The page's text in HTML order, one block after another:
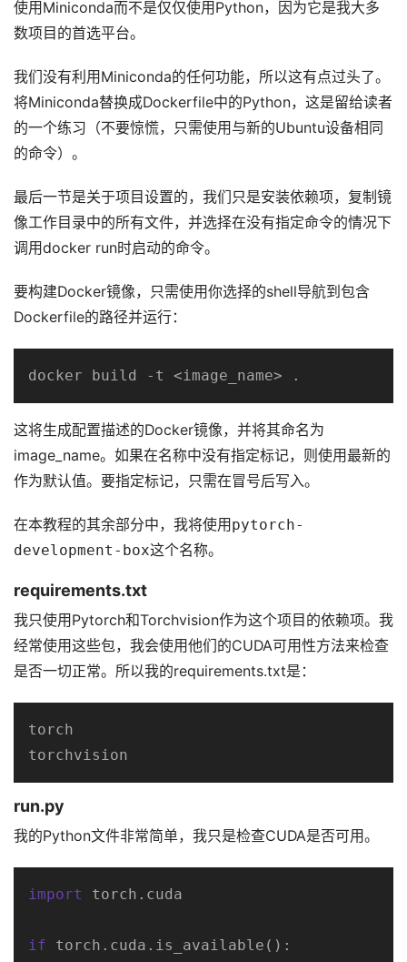
使用Miniconda而不是仅仅使用Python，因为它是我大多
数项目的首选平台。
我们没有利用Miniconda的任何功能，所以这有点过头了。
将Miniconda替换成Dockerfile中的Python，这是留给读者
的一个练习（不要惊慌，只需使用与新的Ubuntu设备相同
的命令）。
最后一节是关于项目设置的，我们只是安装依赖项，复制镜
像工作目录中的所有文件，并选择在没有指定命令的情况下
调用docker run时启动的命令。
要构建Docker镜像，只需使用你选择的shell导航到包含
Dockerfile的路径并运行：
docker build -t <image_name> .
这将生成配置描述的Docker镜像，并将其命名为
image_name。如果在名称中没有指定标记，则使用最新的
作为默认值。要指定标记，只需在冒号后写入。
在本教程的其余部分中，我将使用 pytorch-
development-box这个名称。
requirements.txt
我只使用Pytorch和Torchvision作为这个项目的依赖项。我
经常使用这些包，我会使用他们的CUDA可用性方法来检查
是否一切正常。所以我的requirements.txt是：
torch
torchvision
run.py
我的Python文件非常简单，我只是检查CUDA是否可用。
import torch.cuda
if torch.cuda.is_available():